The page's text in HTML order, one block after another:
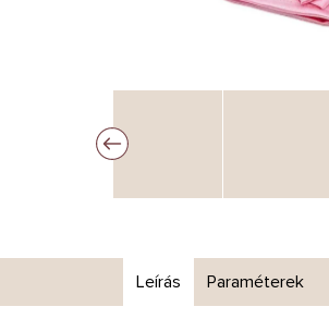
Leírás Paraméterek